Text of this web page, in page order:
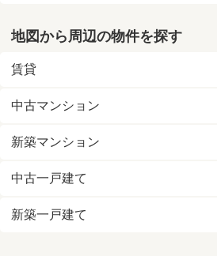
地図から周辺の物件を探す
賃貸
中古マンション
新築マンション
中古一戸建て
新築一戸建て